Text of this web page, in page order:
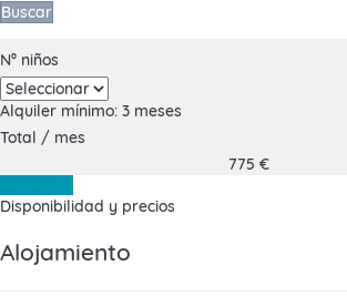
Buscar
Nº niños
Alquiler mínimo: 3 meses
Total / mes
775 €
Disponibilidad y precios
Alojamiento